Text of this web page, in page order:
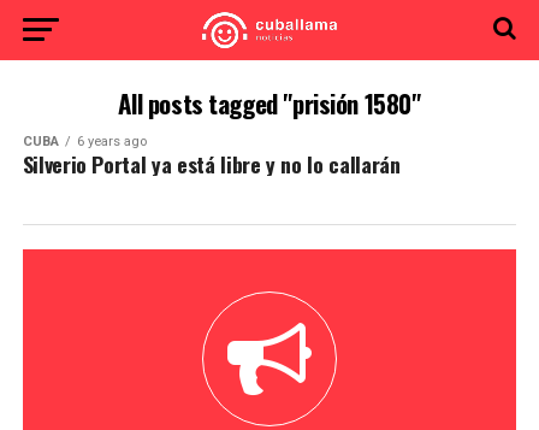
All posts tagged "prisión 1580"
CUBA 6 years ago
Silverio Portal ya está libre y no lo callarán